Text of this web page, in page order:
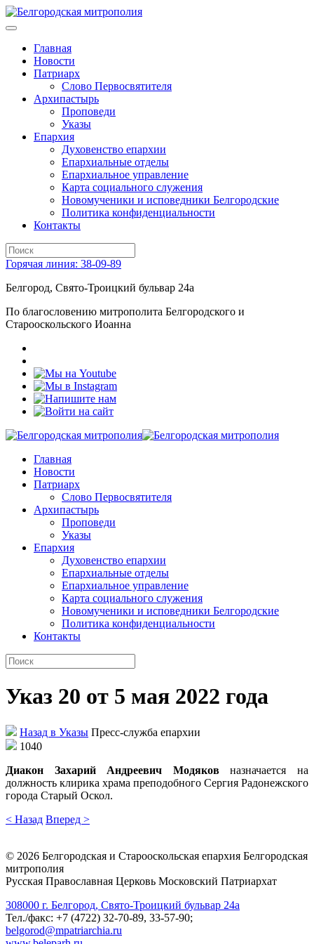
Главная
Новости
Патриарх
Слово Первосвятителя
Архипастырь
Проповеди
Указы
Епархия
Духовенство епархии
Епархиальные отделы
Епархиальное управление
Карта социального служения
Новомученики и исповедники Белгородские
Политика конфиденциальности
Контакты
Горячая линия: 38-09-89
Белгород, Свято-Троицкий бульвар 24а
По благословению митрополита Белгородского и
Старооскольского Иоанна
Главная
Новости
Патриарх
Слово Первосвятителя
Архипастырь
Проповеди
Указы
Епархия
Духовенство епархии
Епархиальные отделы
Епархиальное управление
Карта социального служения
Новомученики и исповедники Белгородские
Политика конфиденциальности
Контакты
Указ 20 от 5 мая 2022 года
Назад в Указы Пресс-служба епархии
1040
Диакон Захарий Андреевич Модяковназначается на
должность клирика храма преподобного Сергия Радонежского
города Старый Оскол.
< Назад Вперед >
© 2026 Белгородская и Старооскольская епархия Белгородская
митрополия
Русская Православная Церковь Московский Патриархат
308000 г. Белгород, Свято-Троицкий бульвар 24а
Тел./факс: +7 (4722) 32-70-89, 33-57-90;
belgorod@mpatriarchia.ru